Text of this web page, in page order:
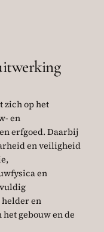
zich op het
en
erfgoed. Daarbij
en veiligheid
en
en
gebouw en de